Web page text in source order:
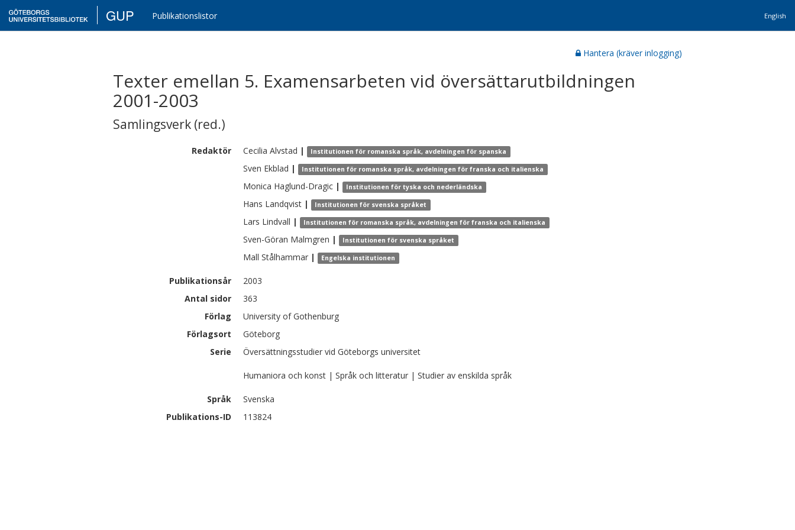
GUP Publikationslistor English
Hantera (kräver inlogging)
Texter emellan 5. Examensarbeten vid översättarutbildningen
2001-2003
Samlingsverk (red.)
Redaktör Cecilia Alvstad | Institutionen för romanska språk, avdelningen för spanska
Sven Ekblad | Institutionen för romanska språk, avdelningen för franska och italienska
Monica Haglund-Dragic | Institutionen för tyska och nederländska
Hans Landqvist | Institutionen för svenska språket
Lars Lindvall | Institutionen för romanska språk, avdelningen för franska och italienska
Sven-Göran Malmgren | Institutionen för svenska språket
Mall Stålhammar | Engelska institutionen
Publikationsår
2003
Antal sidor
363
Förlag
University of Gothenburg
Förlagsort
Göteborg
Serie
Översättningsstudier vid Göteborgs universitet
Humaniora och konst | Språk och litteratur | Studier av enskilda språk
Språk
Svenska
Publikations-ID
113824